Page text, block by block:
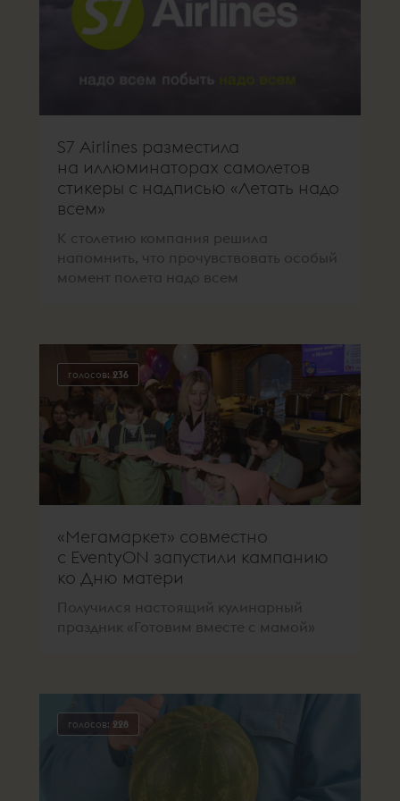
S7 Airlines разместила
на иллюминаторах самолетов
стикеры с надписью «Летать надо
всем»
К столетию компания решила
напомнить, что прочувствовать особый
момент полета надо всем
голосов: 236
«Мегамаркет» совместно
с EventyON запустили кампанию
ко Дню матери
Получился настоящий кулинарный
праздник «Готовим вместе с мамой»
голосов: 228